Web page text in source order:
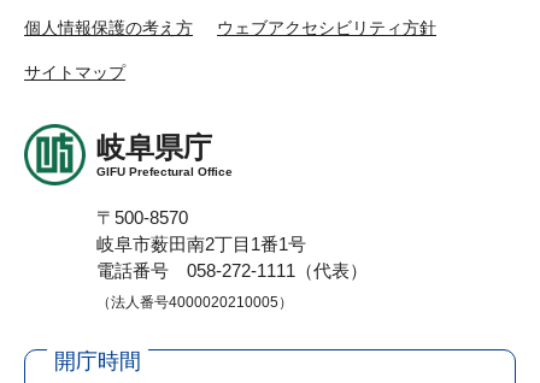
個人情報保護の考え方 ウェブアクセシビリティ方針
サイトマップ
岐阜県庁
GIFU Prefectural Office
〒500-8570
岐阜市薮田南2丁目1番1号
電話番号 058-272-1111（代表）
（法人番号4000020210005）
開庁時間